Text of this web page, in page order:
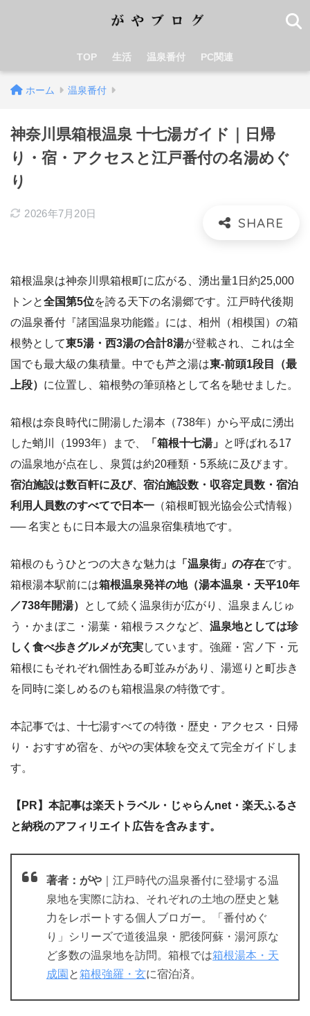
TOP 生活 温泉番付 PC関連
ホーム 温泉番付
神奈川県箱根温泉 十七湯ガイド｜日帰
り・宿・アクセスと江戸番付の名湯めぐ
り
2026年7月20日
箱根温泉は神奈川県箱根町に広がる、湧出量1日約25,000
トンと全国第5位を誇る天下の名湯郷です。江戸時代後期
の温泉番付『諸国温泉功能鑑』には、相州（相模国）の箱
根勢として東5湯・西3湯の合計8湯が登載され、これは全
国でも最大級の集積量。中でも芦之湯は東-前頭1段目（最
上段） に位置し、箱根勢の筆頭格として名を馳せました。
箱根は奈良時代に開湯した湯本（738年）から平成に湧出
した蛸川（1993年）まで、
「箱根十七湯」 と呼ばれる17
の温泉地が点在し、泉質は約20種類・5系統に及びます。
宿泊施設は数百軒に及び、宿泊施設数・収容定員数・宿泊
利用人員数のすべてで日本一 （箱根町観光協会公式情報）
── 名実ともに日本最大の温泉宿集積地です。
箱根のもうひとつの大きな魅力は 「温泉街」の存在です。
箱根湯本駅前には箱根温泉発祥の地（湯本温泉・天平10年
／738年開湯）
として続く温泉街が広がり、温泉まんじゅ
う・かまぼこ・湯葉・箱根ラスクなど、 温泉地としては珍
しく食べ歩きグルメが充実しています。強羅・宮ノ下・元
箱根にもそれぞれ個性ある町並みがあり、湯巡りと町歩き
を同時に楽しめるのも箱根温泉の特徴です。
本記事では、十七湯すべての特徴・歴史・アクセス・日帰
り・おすすめ宿を、がやの実体験を交えて完全ガイドしま
す。
【PR】本記事は楽天トラベル・じゃらんnet・楽天ふるさ
と納税のアフィリエイト広告を含みます。
著者：がや ｜江戸時代の温泉番付に登場する温
泉地を実際に訪ね、それぞれの土地の歴史と魅
力をレポートする個人ブロガー。「番付めぐ
り」シリーズで道後温泉・肥後阿蘇・湯河原な
ど多数の温泉地を訪問。箱根では箱根湯本・天
成園 と箱根強羅・玄に宿泊済。